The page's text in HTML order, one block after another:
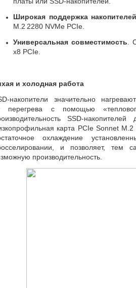
Широкая поддержка
M.2 2280 NVMe PCIe.
Универсальная совместимость .
x8 PCIe.
и холодная работа
накопители значительно
перегрева с помощью
«
SSD-накопителей
карта PCIe Sonnet
охлаждение
и позволяет, тем
производительность.